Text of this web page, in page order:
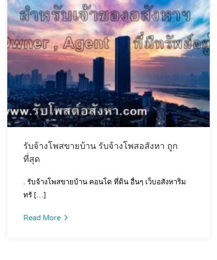
รับจ้างโพสขายบ้าน รับจ้างโพสอสังหา ถูก
ที่สุด
. รับจ้างโพสขายบ้าน คอนโด ที่ดิน อื่นๆ เว็บอสังหาริม
ทรั […]
Read More